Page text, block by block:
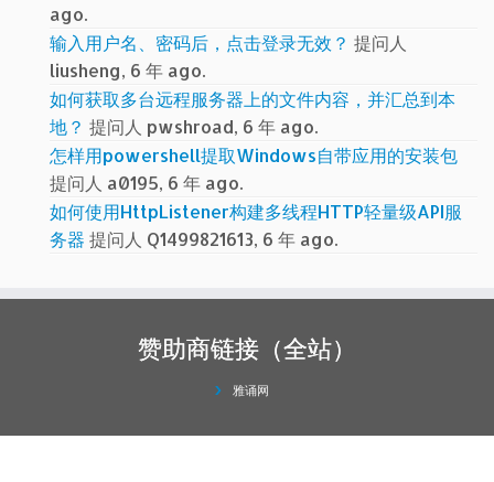
ago.
输入用户名、密码后，点击登录无效？ 提问人
liusheng, 6 年 ago.
如何获取多台远程服务器上的文件内容，并汇总到本
地？ 提问人 pwshroad, 6 年 ago.
怎样用powershell提取Windows自带应用的安装包
提问人 a0195, 6 年 ago.
如何使用HttpListener构建多线程HTTP轻量级API服
务器 提问人 Q1499821613, 6 年 ago.
赞助商链接（全站）
雅诵网